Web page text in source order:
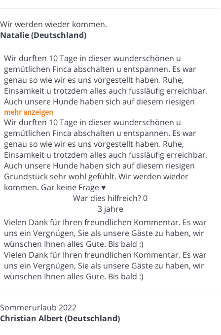
Wir werden wieder kommen.
Natalie (Deutschland)
Wir durften 10 Tage in dieser wunderschönen u
gemütlichen Finca abschalten u entspannen. Es war
genau so wie wir es uns vorgestellt haben. Ruhe,
Einsamkeit u trotzdem alles auch fussläufig erreichbar.
Auch unsere Hunde haben sich auf diesem riesigen
mehr anzeigen
Wir durften 10 Tage in dieser wunderschönen u
gemütlichen Finca abschalten u entspannen. Es war
genau so wie wir es uns vorgestellt haben. Ruhe,
Einsamkeit u trotzdem alles auch fussläufig erreichbar.
Auch unsere Hunde haben sich auf diesem riesigen
Grundstück sehr wohl gefühlt. Wir werden wieder
kommen. Gar keine Frage ♥️
War dies hilfreich?0
3 jahre
Vielen Dank für Ihren freundlichen Kommentar. Es war
uns ein Vergnügen, Sie als unsere Gäste zu haben, wir
wünschen Ihnen alles Gute. Bis bald :)
Vielen Dank für Ihren freundlichen Kommentar. Es war
uns ein Vergnügen, Sie als unsere Gäste zu haben, wir
wünschen Ihnen alles Gute. Bis bald :)
Sommerurlaub 2022
Christian Albert (Deutschland)